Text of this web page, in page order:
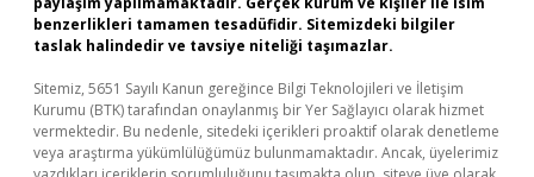
benzerlikleri tamamen tesadüfidir. Sitemizdeki bilgiler
taslak halindedir ve tavsiye niteliği taşımazlar.
Sitemiz, 5651 Sayılı Kanun gereğince Bilgi Teknolojileri ve İletişim
Kurumu (BTK) tarafından onaylanmış bir Yer Sağlayıcı olarak hizmet
vermektedir. Bu nedenle, sitedeki içerikleri proaktif olarak denetleme
veya araştırma yükümlülüğümüz bulunmamaktadır. Ancak, üyelerimiz